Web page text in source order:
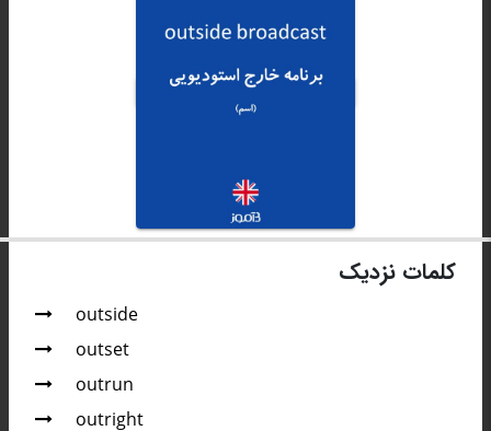
کلمات نزدیک
outside
outset
outrun
outright